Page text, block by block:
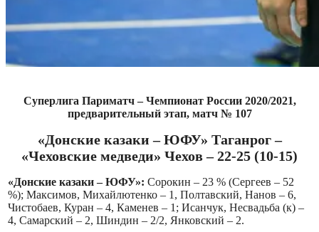
Суперлига Париматч – Чемпионат России 2020/2021,
предварительный этап, матч № 107
«Донские казаки – ЮФУ» Таганрог –
«Чеховские медведи» Чехов – 22-25 (10-15)
«Донские казаки – ЮФУ»: Сорокин – 23 % (Сергеев – 52
%); Максимов, Михайлютенко – 1, Полтавский, Нанов – 6,
Чистобаев, Куран – 4, Каменев – 1; Исанчук, Несвадьба (к) –
4, Самарский – 2, Шиндин – 2/2, Янковский – 2.